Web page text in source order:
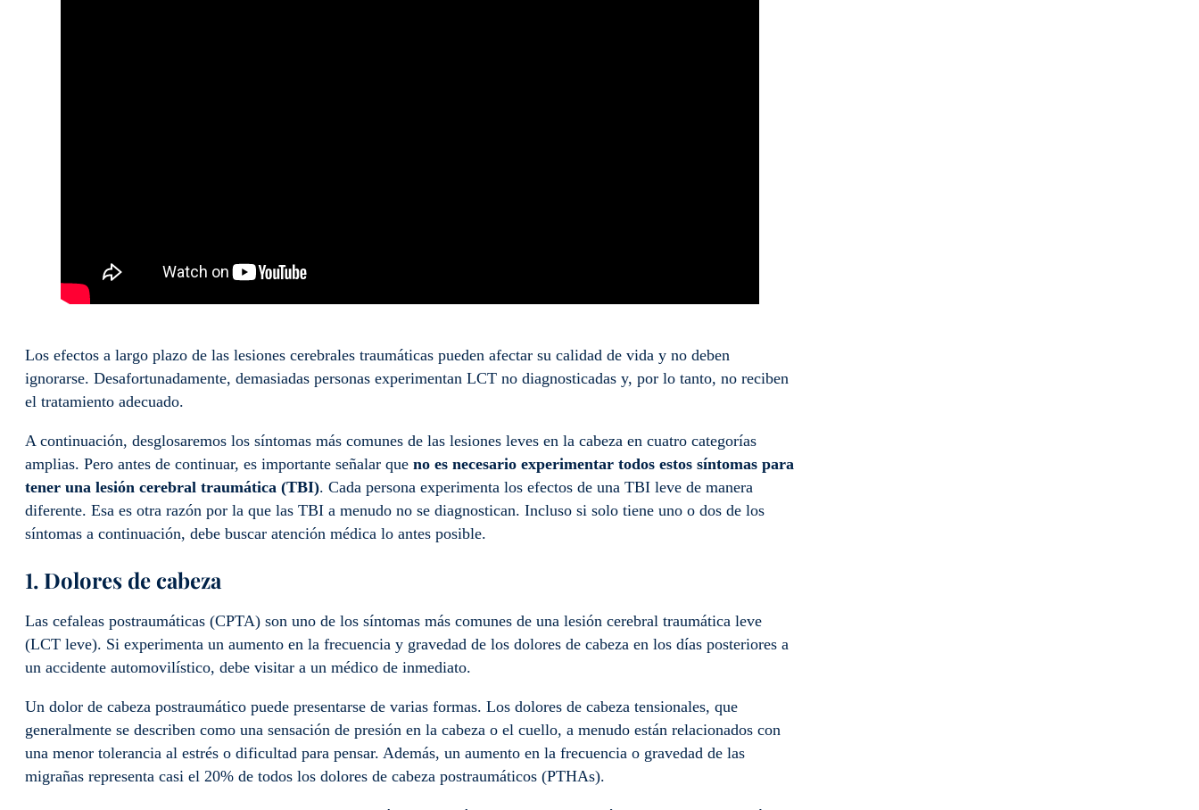
Los efectos a largo plazo de las lesiones cerebrales traumáticas pueden afectar su calidad de vida y no deben
ignorarse. Desafortunadamente, demasiadas personas experimentan LCT no diagnosticadas y, por lo tanto, no reciben
el tratamiento adecuado.
A continuación, desglosaremos los síntomas más comunes de las lesiones leves en la cabeza en cuatro categorías
amplias. Pero antes de continuar, es importante señalar que no es necesario experimentar todos estos síntomas para
tener una lesión cerebral traumática (TBI). Cada persona experimenta los efectos de una TBI leve de manera
diferente. Esa es otra razón por la que las TBI a menudo no se diagnostican. Incluso si solo tiene uno o dos de los
síntomas a continuación, debe buscar atención médica lo antes posible.
1. Dolores de cabeza
Las cefaleas postraumáticas (CPTA) son uno de los síntomas más comunes de una lesión cerebral traumática leve
(LCT leve). Si experimenta un aumento en la frecuencia y gravedad de los dolores de cabeza en los días posteriores a
un accidente automovilístico, debe visitar a un médico de inmediato.
Un dolor de cabeza postraumático puede presentarse de varias formas. Los dolores de cabeza tensionales, que
generalmente se describen como una sensación de presión en la cabeza o el cuello, a menudo están relacionados con
una menor tolerancia al estrés o dificultad para pensar. Además, un aumento en la frecuencia o gravedad de las
migrañas representa casi el 20% de todos los dolores de cabeza postraumáticos (PTHAs).